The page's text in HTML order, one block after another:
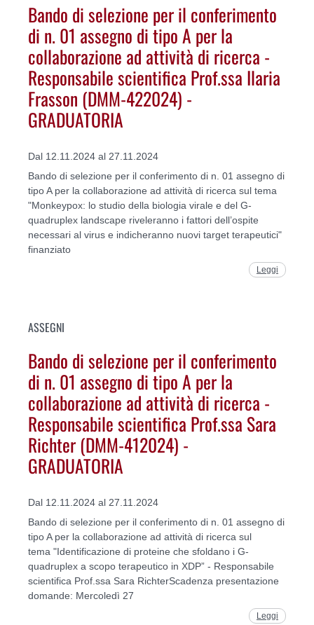
Bando di selezione per il conferimento
di n. 01 assegno di tipo A per la
collaborazione ad attività di ricerca -
Responsabile scientifica Prof.ssa Ilaria
Frasson (DMM-422024) -
GRADUATORIA
Dal 12.11.2024 al 27.11.2024
Bando di selezione per il conferimento di n. 01 assegno di
tipo A per la collaborazione ad attività di ricerca sul tema
"Monkeypox: lo studio della biologia virale e del G-
quadruplex landscape riveleranno i fattori dell’ospite
necessari al virus e indicheranno nuovi target terapeutici"
finanziato
Leggi
ASSEGNI
Bando di selezione per il conferimento
di n. 01 assegno di tipo A per la
collaborazione ad attività di ricerca -
Responsabile scientifica Prof.ssa Sara
Richter (DMM-412024) -
GRADUATORIA
Dal 12.11.2024 al 27.11.2024
Bando di selezione per il conferimento di n. 01 assegno di
tipo A per la collaborazione ad attività di ricerca sul
tema "Identificazione di proteine che sfoldano i G-
quadruplex a scopo terapeutico in XDP” - Responsabile
scientifica Prof.ssa Sara RichterScadenza presentazione
domande: Mercoledì 27
Leggi